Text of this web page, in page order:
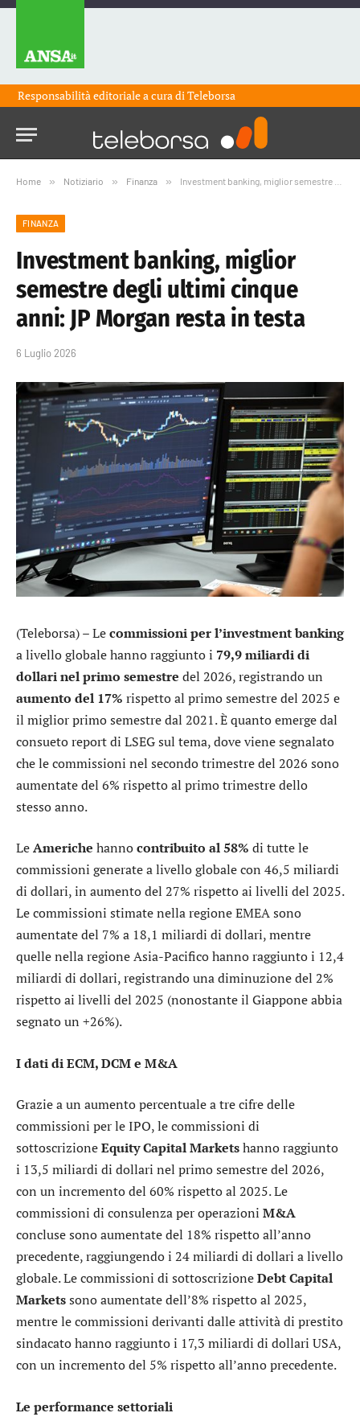
Responsabilità editoriale a cura diTeleborsa
Home » Notiziario » Finanza » Investment banking, miglior semestre degli ultimi cinque anni: JP Morgan resta in testa
FINANZA
Investment banking, miglior
semestre degli ultimi cinque
anni: JP Morgan resta in testa
6 Luglio 2026
(Teleborsa) – Lecommissioni per l’investment banking
a livello globale hanno raggiunto i 79,9 miliardi di
dollari nel primo semestre del 2026, registrando un
aumento del 17% rispetto al primo semestre del 2025 e
il miglior primo semestre dal 2021. È quanto emerge dal
consueto report di LSEGsul tema, dove viene segnalato
che le commissioni nel secondo trimestre del 2026 sono
aumentate del 6% rispetto al primo trimestre dello
stesso anno.
LeAmeriche hannocontribuito al 58% di tutte le
commissioni generate a livello globale con 46,5 miliardi
di dollari, in aumento del 27% rispetto ai livelli del 2025.
Le commissioni stimate nella regione EMEA sono
aumentate del 7% a 18,1 miliardi di dollari, mentre
quelle nella regione Asia-Pacifico hanno raggiunto i 12,4
miliardi di dollari, registrando una diminuzione del 2%
rispetto ai livelli del 2025 (nonostante il Giappone abbia
segnato un +26%).
I dati di ECM, DCM e M&A
Grazie a un aumento percentuale a tre cifre delle
commissioni per le IPO, le commissioni di
sottoscrizioneEquity Capital Marketshanno raggiunto
i 13,5 miliardi di dollari nel primo semestre del 2026,
con un incremento del 60% rispetto al 2025. Le
commissioni di consulenza per operazioni M&A
concluse sono aumentate del 18% rispetto all’anno
precedente, raggiungendo i 24 miliardi di dollari a livello
globale. Le commissioni di sottoscrizioneDebt Capital
Marketssono aumentate dell’8% rispetto al 2025,
mentre le commissioni derivanti dalle attività di prestito
sindacato hanno raggiunto i 17,3 miliardi di dollari USA,
con un incremento del 5% rispetto all’anno precedente.
Le performance settoriali